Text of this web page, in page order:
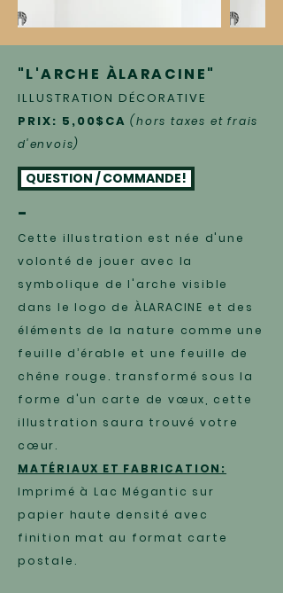
"L'ARCHE ÀLARACINE"
ILLUSTRATION DÉCORATIVE
PRIX: 5,00$CA (hors taxes et frais
d'envois)
-
Cette illustration est née d'une
volonté de jouer avec la
symbolique de l'arche visible
dans le logo de ÀLARACINE et des
éléments de la nature comme une
feuille d’érable et une feuille de
chêne rouge. transformé sous la
forme d'un carte de vœux, cette
illustration saura trouvé votre
cœur.
MATÉRIAUX ET FABRICATION:
Imprimé à Lac Mégantic sur
papier haute densité avec
finition mat au format carte
postale.
QUESTION / COMMANDE!